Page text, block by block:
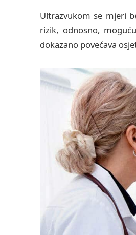
Ultrazvukom se mjeri
rizik, odnosno, moguću
dokazano povećava